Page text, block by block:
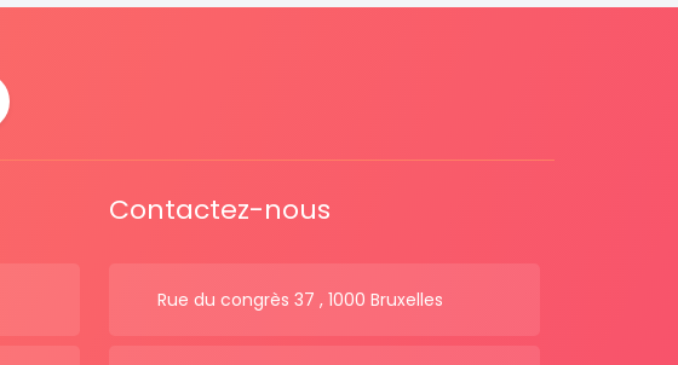
Contactez-nous
Rue du congrès 37 , 1000 Bruxelles